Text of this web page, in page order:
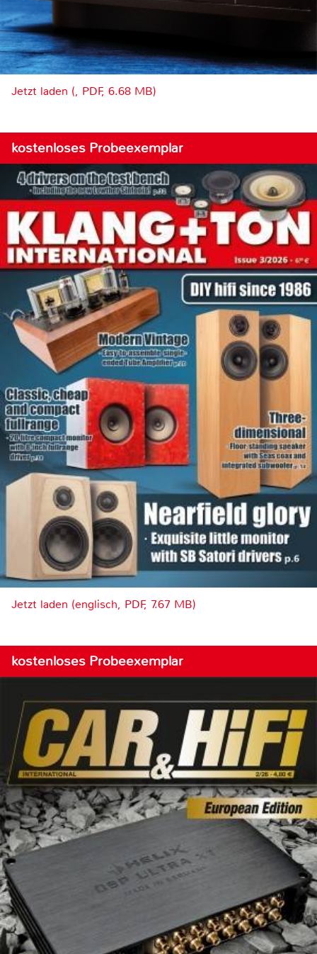
Jetzt laden (, PDF, 6.68 MB)
kostenloses Probeexemplar
Jetzt laden (englisch, PDF, 7.67 MB)
kostenloses Probeexemplar